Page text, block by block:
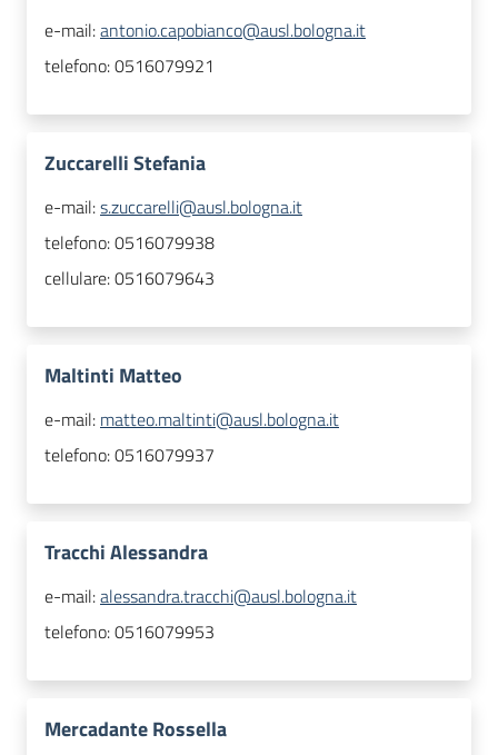
e-mail:antonio.capobianco@ausl.bologna.it
telefono:0516079921
Zuccarelli Stefania
e-mail:s.zuccarelli@ausl.bologna.it
telefono:0516079938
cellulare:0516079643
Maltinti Matteo
e-mail: matteo.maltinti@ausl.bologna.it
telefono:0516079937
Tracchi Alessandra
e-mail:alessandra.tracchi@ausl.bologna.it
telefono:0516079953
Mercadante Rossella